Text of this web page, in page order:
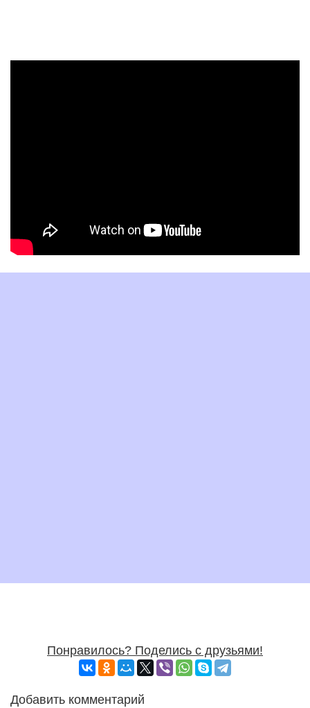
Понравилось? Поделись с друзьями!
Добавить комментарий